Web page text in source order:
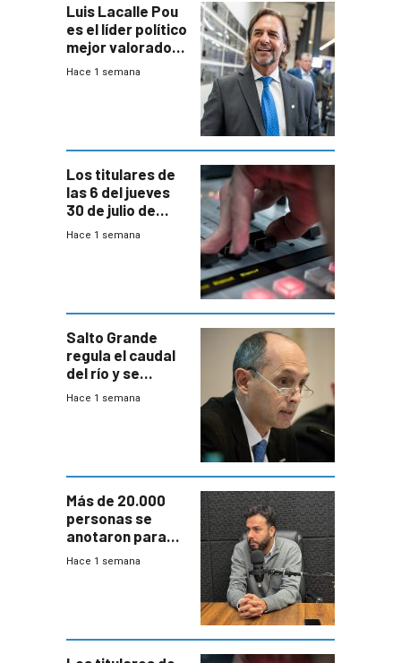
Luis Lacalle Pou
es el líder político
mejor valorado
del país, según
Hace 1 semana
Los titulares de
las 6 del jueves
30 de julio de
2026
Hace 1 semana
Salto Grande
regula el caudal
del río y se
prepara para un
Hace 1 semana
Más de 20.000
personas se
anotaron para
las pruebas
Hace 1 semana